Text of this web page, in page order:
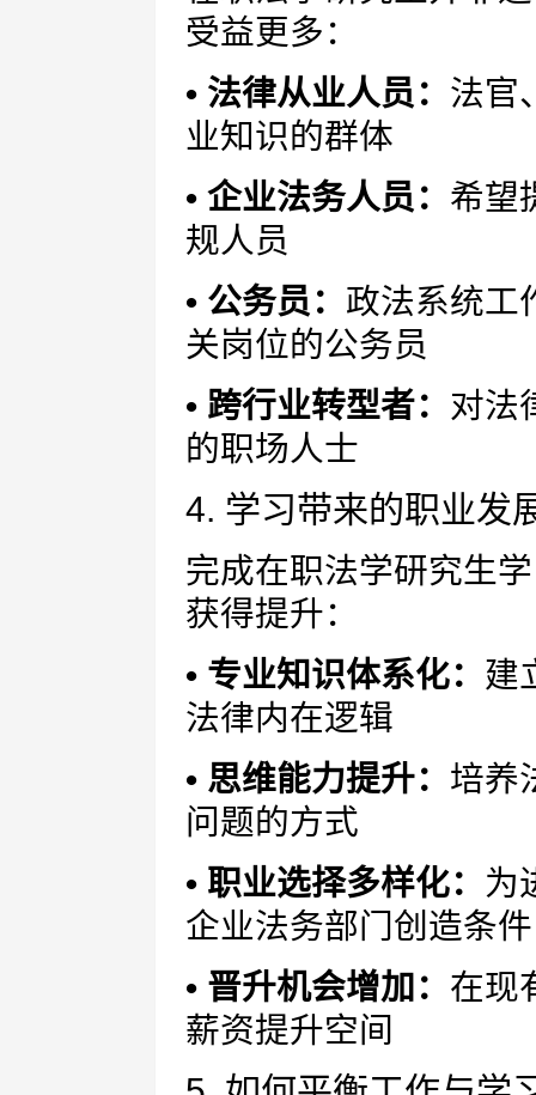
受益更多：
• 法律从业人员： 法官
业知识的群体
• 企业法务人员： 希望
规人员
• 公务员： 政法系统工
关岗位的公务员
• 跨行业转型者： 对法
的职场人士
4. 学习带来的职业发
完成在职法学研究生
获得提升：
• 专业知识体系化： 建
法律内在逻辑
• 思维能力提升： 培养
问题的方式
• 职业选择多样化： 为
企业法务部门创造条件
• 晋升机会增加： 在现
薪资提升空间